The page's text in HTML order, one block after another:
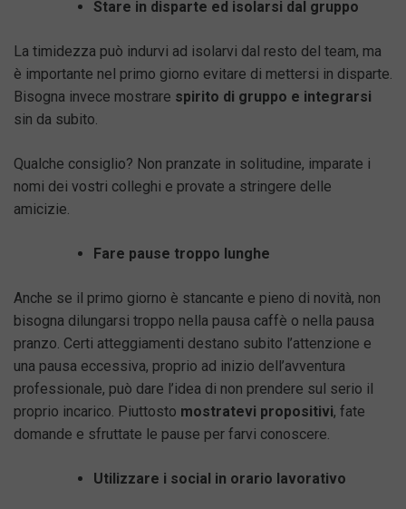
Stare in disparte ed isolarsi dal gruppo
La timidezza può indurvi ad isolarvi dal resto del team, ma
è importante nel primo giorno evitare di mettersi in disparte.
Bisogna invece mostrare spirito di gruppo e integrarsi
sin da subito.
Qualche consiglio? Non pranzate in solitudine, imparate i
nomi dei vostri colleghi e provate a stringere delle
amicizie.
Fare pause troppo lunghe
Anche se il primo giorno è stancante e pieno di novità, non
bisogna dilungarsi troppo nella pausa caffè o nella pausa
pranzo. Certi atteggiamenti destano subito l’attenzione e
una pausa eccessiva, proprio ad inizio dell’avventura
professionale, può dare l’idea di non prendere sul serio il
proprio incarico. Piuttosto mostratevi propositivi, fate
domande e sfruttate le pause per farvi conoscere.
Utilizzare i social in orario lavorativo